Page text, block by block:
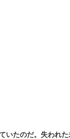
たのだ。失われ